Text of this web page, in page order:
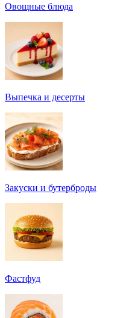
Овощные блюда
Выпечка и десерты
Закуски и бутерброды
Фастфуд